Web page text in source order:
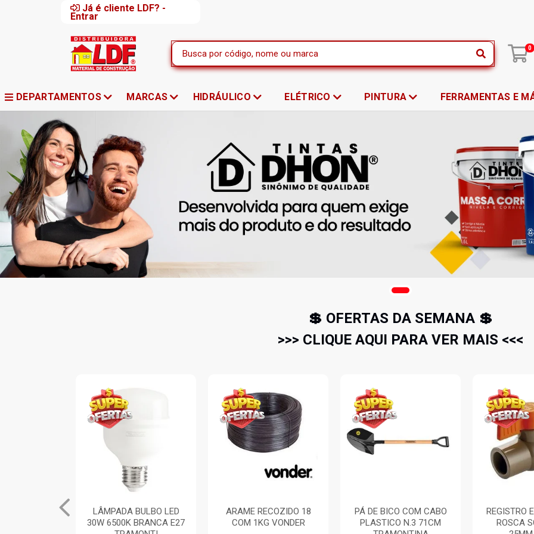
Já é cliente LDF? -
Entrar
0
DEPARTAMENTOS MARCAS HIDRÁULICO ELÉTRICO PINTURA FERRAMENTAS E
💲 OFERTAS DA SEMANA 💲
>>> CLIQUE AQUI PARA VER MAIS <<<
ARAME RECOZIDO 18
COM 1KG VONDER
PÁ DE BICO COM CABO
PLASTICO N.3 71CM
REGISTRO ESFERA PVC
ROSCA SOLDAVEL
PLUG